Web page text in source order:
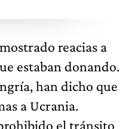
reacias a
estaban donando.
han dicho que
a Ucrania.
el tránsito